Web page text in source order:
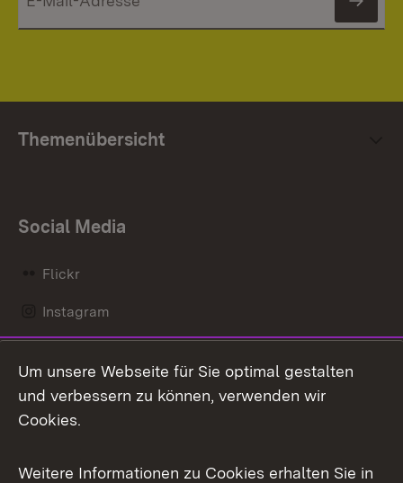
Themenübersicht
Social Media
Flickr
Instagram
Mastodon
Messenger
Social Wall
Um unsere Webseite für Sie optimal gestalten
und verbessern zu können, verwenden wir
Cookies.
Weitere Informationen zu Cookies erhalten Sie in